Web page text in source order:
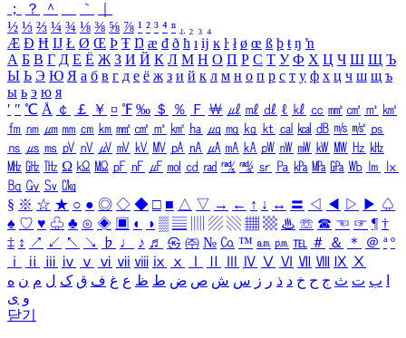
；
？ ＾ ｀
½ ⅓ ⅔ ¼ ¾ ⅛ ⅜ ⅝ ⅞ ¹ ² ³ ⁴ ⁿ ₁ ₂ ₃ ₄
Æ Ð Ħ Ĳ Ł Ø Œ Þ Ŧ Ŋ æ đ ð ħ ı ĳ ĸ ŀ ł ø œ ß þ ŧ ŋ ŉ
А Б В Г Д Е Ё Ж З И Й К Л М Н О П Р С Т У Ф Х Ц Ч Ш Щ Ъ
Ы Ь Э Ю Я а б в г д е ё ж з и й к л м н о п р с т у ф х ц ч ш щ ъ
ы ь э ю я
′ ″ ℃ Å ￠ ￡ ￥ ¤ ℉ ‰ ＄ ％ Ｆ ￦ ㎕ ㎖ ㎗ ℓ ㎘ ㏄ ㎣ ㎤ ㎥ ㎦
㎙ ㎚ ㎛ ㎜ ㎝ ㎞ ㎟ ㎠ ㎡ ㎢ ㏊ ㎍ ㎎ ㎏ ㏏ ㎈ ㎉ ㏈ ㎧ ㎨ ㎰
㎱ ㎲ ㎳ ㎴ ㎵ ㎶ ㎷ ㎸ ㎹ ㎀ ㎁ ㎂ ㎃ ㎄ ㎺ ㎻ ㎽ ㎾ ㎿ ㎐ ㎑
㎒ ㎓ ㎔ Ω ㏀ ㏁ ㎊ ㎋ ㎌ ㏖ ㏅ ㎭ ㎮ ㎯ ㏛ ㎩ ㎪ ㎫ ㎬ ㏝ ㏐
㏓
㏃ ㏉ ㏜ ㏆
§ ※ ☆ ★ ○ ● ◎ ◇ ◆ □ ■ △ ▽ → ← ↑ ↓ ↔ 〓 ◁ ◀ ▷ ▶ ♤
♠ ♡ ♥ ♧ ♣ ⊙ ◈ ▣ ◐ ◑ ▒ ▤ ▨ ▧ ▦ ▩ ♨ ☏ ☎ ☜ ☞ ¶ †
‡ ↕ ↗ ↙ ↖ ↘ ♭ ♩ ♪ ♬ ㉿ ㈜ № ㏇ ™ ㏂ ㏘ ℡ ＃ ＆ ＊ ＠ ª º
ⅰ
ⅱ ⅲ ⅳ ⅴ ⅵ ⅶ ⅷ ⅸ ⅹ Ⅳ Ⅴ Ⅵ Ⅶ Ⅷ Ⅸ Ⅹ
ب ت ث ج ح خ د ذ ر ز س ش ص ض ط ظ ع غ ف ق ک ل م ن ه
و ی
닫기